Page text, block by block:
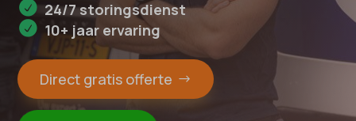
24/7 storingsdienst
10+ jaar ervaring
Direct gratis offerte